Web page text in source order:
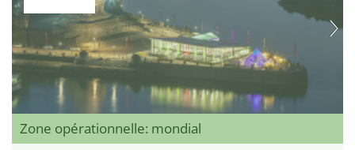
Zone opérationnelle: mondial